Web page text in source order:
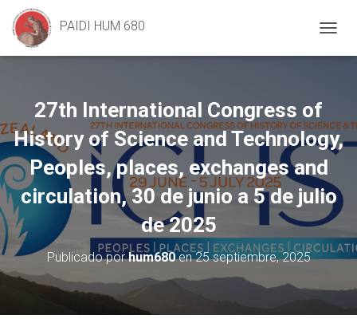
PAIDI HUM 680
A
R
M
O
D
E
N
A
A
27th International Congress of
History of Science and Technology,
Peoples, places, exchanges and
circulation, 30 de junio a 5 de julio
de 2025
Publicado porhum680en25 septiembre, 2025